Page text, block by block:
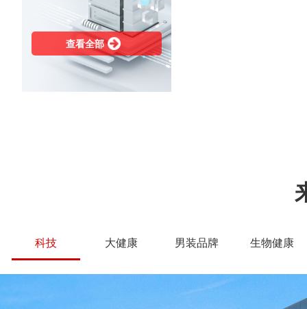
查看全部
科技 大健康 男装品牌 生物健康